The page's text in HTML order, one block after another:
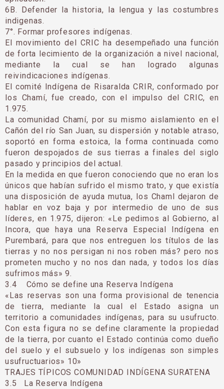
6B. Defender la historia, la lengua y las costumbres
indigenas.
7°. Formar profesores indígenas.
El movimiento del CRIC ha desempeñado una función
de forta lecimiento de la organización a nivel nacional,
mediante la cual se han logrado algunas
reivindicaciones indígenas.
El comité Indígena de Risaralda CRIR, conformado por
los Chamí, fue creado, con el impulso del CRIC, en
1.975.
La comunidad Chamí, por su mismo aislamiento en el
Cañón del río San Juan, su dispersión y notable atraso,
soportó en forma estoica, la forma continuada como
fueron despojados de sus tierras a finales del siglo
pasado y principios del actual.
En la medida en que fueron conociendo que no eran los
únicos que habían sufrido el mismo trato, y que existía
una disposición de ayuda mutua, los Chaml dejaron de
hablar en voz baja y por intermedio de uno de sus
líderes, en 1.975, dijeron: «Le pedimos al Gobierno, al
Incora, que haya una Reserva Especial Indígena en
Purembará, para que nos entreguen los títulos de las
tierras y no nos persigan ni nos roben más? pero nos
prometen mucho y no nos dan nada, y todos los días
sufrimos más» 9.
3.4 Cómo se define una Reserva Indígena
«Las reservas son una forma provisional de tenencia
de tierra, mediante la cual el Estado asigna un
territorio a comunidades indígenas, para su usufructo.
Con esta figura no se define claramente la propiedad
de la tierra, por cuanto el Estado continúa como dueño
del suelo y el subsuelo y los indígenas son simples
usufructuarios» 10»
TRAJES TÍPICOS COMUNIDAD INDÍGENA SURATENA
3.5 La Reserva Indígena